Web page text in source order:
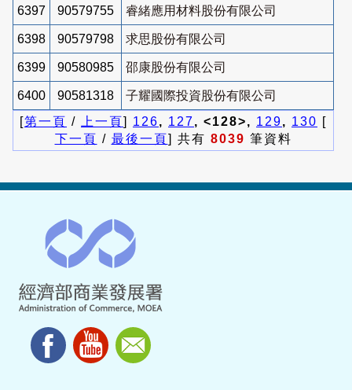
6397 90579755 睿緒應用材料股份有限公司
6398 90579798 求思股份有限公司
6399 90580985 邵康股份有限公司
6400 90581318
子耀國際投資股份有限公司
[第一頁 / 上一頁] 126, 127, <128>, 129, 130 [
下一頁 / 最後一頁] 共有 8039 筆資料